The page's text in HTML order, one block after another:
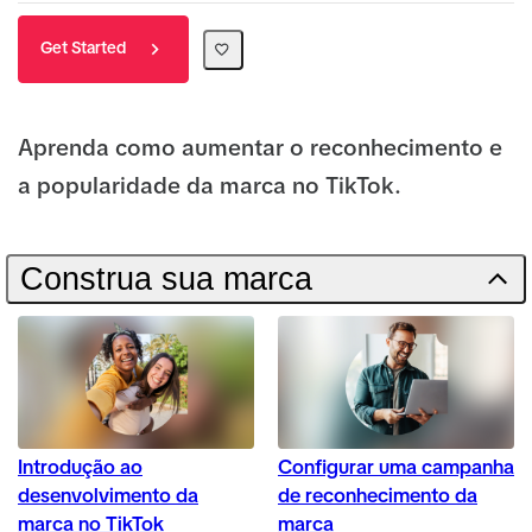
Get Started
Aprenda como aumentar o reconhecimento e
a popularidade da marca no TikTok.
Construa sua marca
Introdução ao
desenvolvimento da
marca no TikTok
Configurar uma campanha
de reconhecimento da
marca